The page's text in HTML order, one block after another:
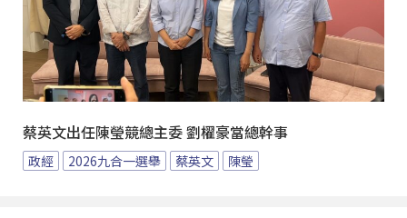
蔡英文出任陳瑩競總主委 劉櫂豪當總幹事
政經 2026九合一選舉 蔡英文 陳瑩